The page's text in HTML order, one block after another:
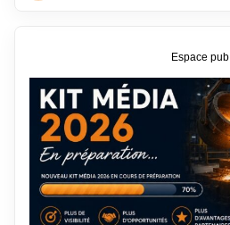
Espace pub